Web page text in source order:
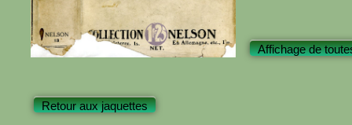
Affichage de
Retour aux jaquettes